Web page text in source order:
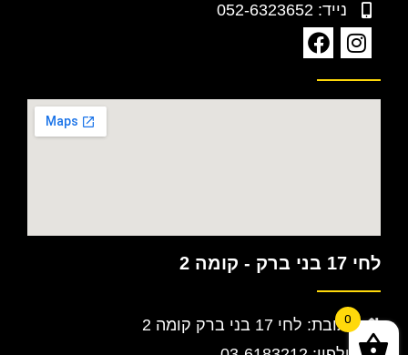
נייד: 052-6323652
לחי 17 בני ברק - קומה 2
כתובת: לחי 17 בני ברק קומה 2
0